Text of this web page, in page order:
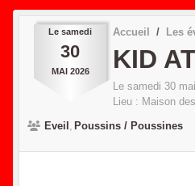
Le samedi
30
MAI 2026
Accueil Les
KID
Le samedi 30 mai
Lieu : Maison
Eveil Poussins / Poussines